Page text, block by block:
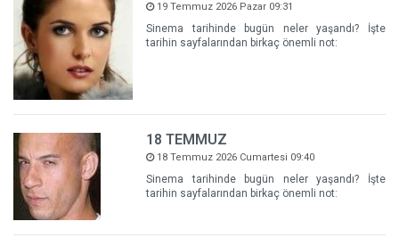
19 Temmuz 2026 Pazar 09:31
Sinema tarihinde bugün neler yaşandı? İşte
tarihin sayfalarından birkaç önemli not:
18 TEMMUZ
18 Temmuz 2026 Cumartesi 09:40
Sinema tarihinde bugün neler yaşandı? İşte
tarihin sayfalarından birkaç önemli not: